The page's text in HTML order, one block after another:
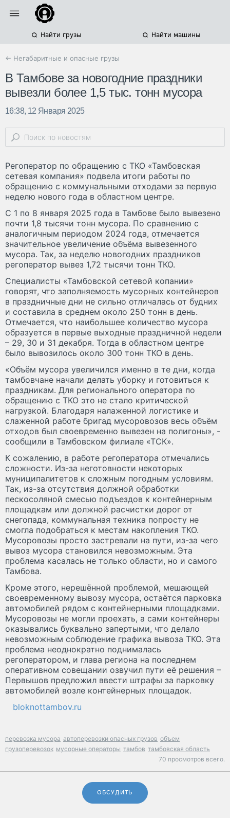
Найти грузы Найти машины
← Негабаритные и опасные грузы
В Тамбове за новогодние праздники
вывезли более 1,5 тыс. тонн мусора
16:38, 12 Января 2025
Регоператор по обращению с ТКО «Тамбовская
сетевая компания» подвела итоги работы по
обращению с коммунальными отходами за первую
неделю нового года в областном центре.
С 1 по 8 января 2025 года в Тамбове было вывезено
почти 1,8 тысячи тонн мусора. По сравнению с
аналогичным периодом 2024 года, отмечается
значительное увеличение объёма вывезенного
мусора. Так, за неделю новогодних праздников
регоператор вывез 1,72 тысячи тонн ТКО.
Специалисты «Тамбовской сетевой копании»
говорят, что заполняемость мусорных контейнеров
в праздничные дни не сильно отличалась от будних
и составила в среднем около 250 тонн в день.
Отмечается, что наибольшее количество мусора
образуется в первые выходные праздничной недели
– 29, 30 и 31 декабря. Тогда в областном центре
было вывозилось около 300 тонн ТКО в день.
«Объём мусора увеличился именно в те дни, когда
тамбовчане начали делать уборку и готовиться к
праздникам. Для регионального оператора по
обращению с ТКО это не стало критической
нагрузкой. Благодаря налаженной логистике и
слаженной работе бригад мусоровозов весь объём
отходов был своевременно вывезен на полигоны», -
сообщили в Тамбовском филиале «ТСК».
К сожалению, в работе регоператора отмечались
сложности. Из-за неготовности некоторых
муниципалитетов к сложным погодным условиям.
Так, из-за отсутствия должной обработки
пескосоляной смесью подъездов к контейнерным
площадкам или должной расчистки дорог от
снегопада, коммунальная техника попросту не
смогла подобраться к местам накопления ТКО.
Мусоровозы просто застревали на пути, из-за чего
вывоз мусора становился невозможным. Эта
проблема касалась не только области, но и самого
Тамбова.
Кроме этого, нерешённой проблемой, мешающей
своевременному вывозу мусора, остаётся парковка
автомобилей рядом с контейнерными площадками.
Мусоровозы не могли проехать, а сами контейнеры
оказывались буквально запертыми, что делало
невозможным соблюдение графика вывоза ТКО. Эта
проблема неоднократно поднималась
регоператором, и глава региона на последнем
оперативном совещании озвучил пути её решения –
Первышов предложил ввести штрафы за парковку
автомобилей возле контейнерных площадок.
bloknottambov.ru
перевозка мусора автоперевозки опасных грузов объем
грузоперевозок мусорные операторы тамбов тамбовская область
70 просмотров всего.
ОБСУДИТЬ